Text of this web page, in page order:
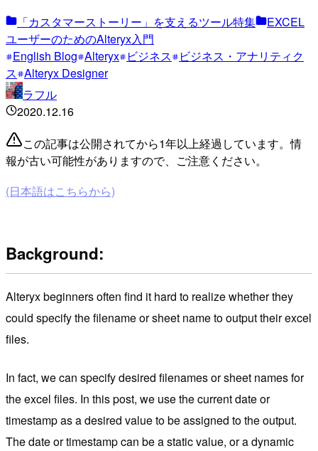
「カスタマーストーリー」を支えるツール特集
EXCEL
ユーザーのためのAlteryx入門
English Blog Alteryx ビジネス
ビジネス・アナリティク
ス Alteryx Designer
ラフル
2020.12.16
この記事は公開されてから1年以上経過しています。情
報が古い可能性がありますので、ご注意ください。
(日本語はこちらから)
Background:
Alteryx beginners often find it hard to realize whether they
could specify the filename or sheet name to output their excel
files.
In fact, we can specify desired filenames or sheet names for
the excel files. In this post, we use the current date or
timestamp as a desired value to be assigned to the output.
The date or timestamp can be a static value, or a dynamic